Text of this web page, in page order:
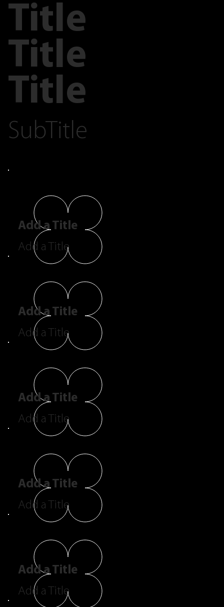
Title
Title
Title
SubTitle
Add a Title
Add a Title
Add a Title
Add a Title
Add a Title
Add a Title
Add a Title
Add a Title
Add a Title
Add a Title